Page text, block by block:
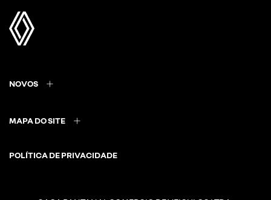
NOVOS
MAPA DO SITE
POLÍTICA DE PRIVACIDADE